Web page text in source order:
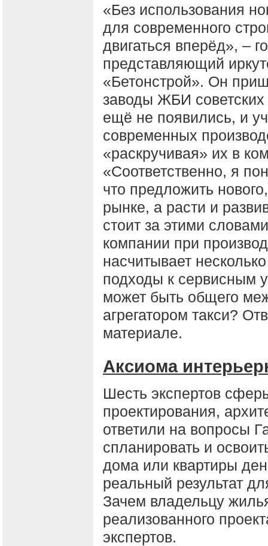
«Без использования
для современного
двигаться вперёд», –
представляющий
«Бетонстрой». Он
заводы ЖБИ
ещё не появились, и
современных
«раскручивая» их в
«Соответственно, я
что предложить
рынке, а расти и
стоит за этими
компании при
насчитывает
подходы к сервисным
может быть общего
агрегатором такси?
материале.
Аксиома
Шесть экспертов
проектирования,
ответили на вопросы
спланировать и
дома или квартиры
реальный результат
Зачем владельцу
реализованного
экспертов.